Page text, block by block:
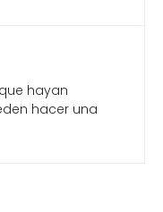
hayan
hacer una